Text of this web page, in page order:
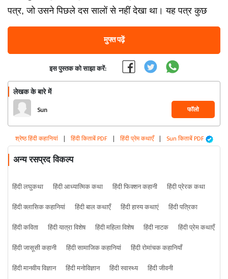
पत्र, जो उसने पिछले दस सालों से नहीं देखा था। यह पत्र कुछ
मुफ्त पढ़ें
इस पुस्तक को साझा करें:
लेखक के बारे में
Sun फॉलो
श्रेष्ठ हिंदी कहानियां | हिंदी किताबें PDF | हिंदी प्रेम कथाएँ | Sun किताबें PDF
अन्य रसप्रद विकल्प
हिंदी लघुकथा हिंदी आध्यात्मिक कथा हिंदी फिक्शन कहानी
हिंदी प्रेरक कथा
हिंदी क्लासिक कहानियां
हिंदी बाल कथाएँ हिंदी हास्य कथाएं
हिंदी पत्रिका
हिंदी कविता
हिंदी यात्रा विशेष हिंदी महिला विशेष हिंदी नाटक
हिंदी प्रेम कथाएँ
हिंदी जासूसी कहानी
हिंदी सामाजिक कहानियां
हिंदी रोमांचक कहानियाँ
हिंदी मानवीय विज्ञान
हिंदी मनोविज्ञान हिंदी स्वास्थ्य हिंदी जीवनी